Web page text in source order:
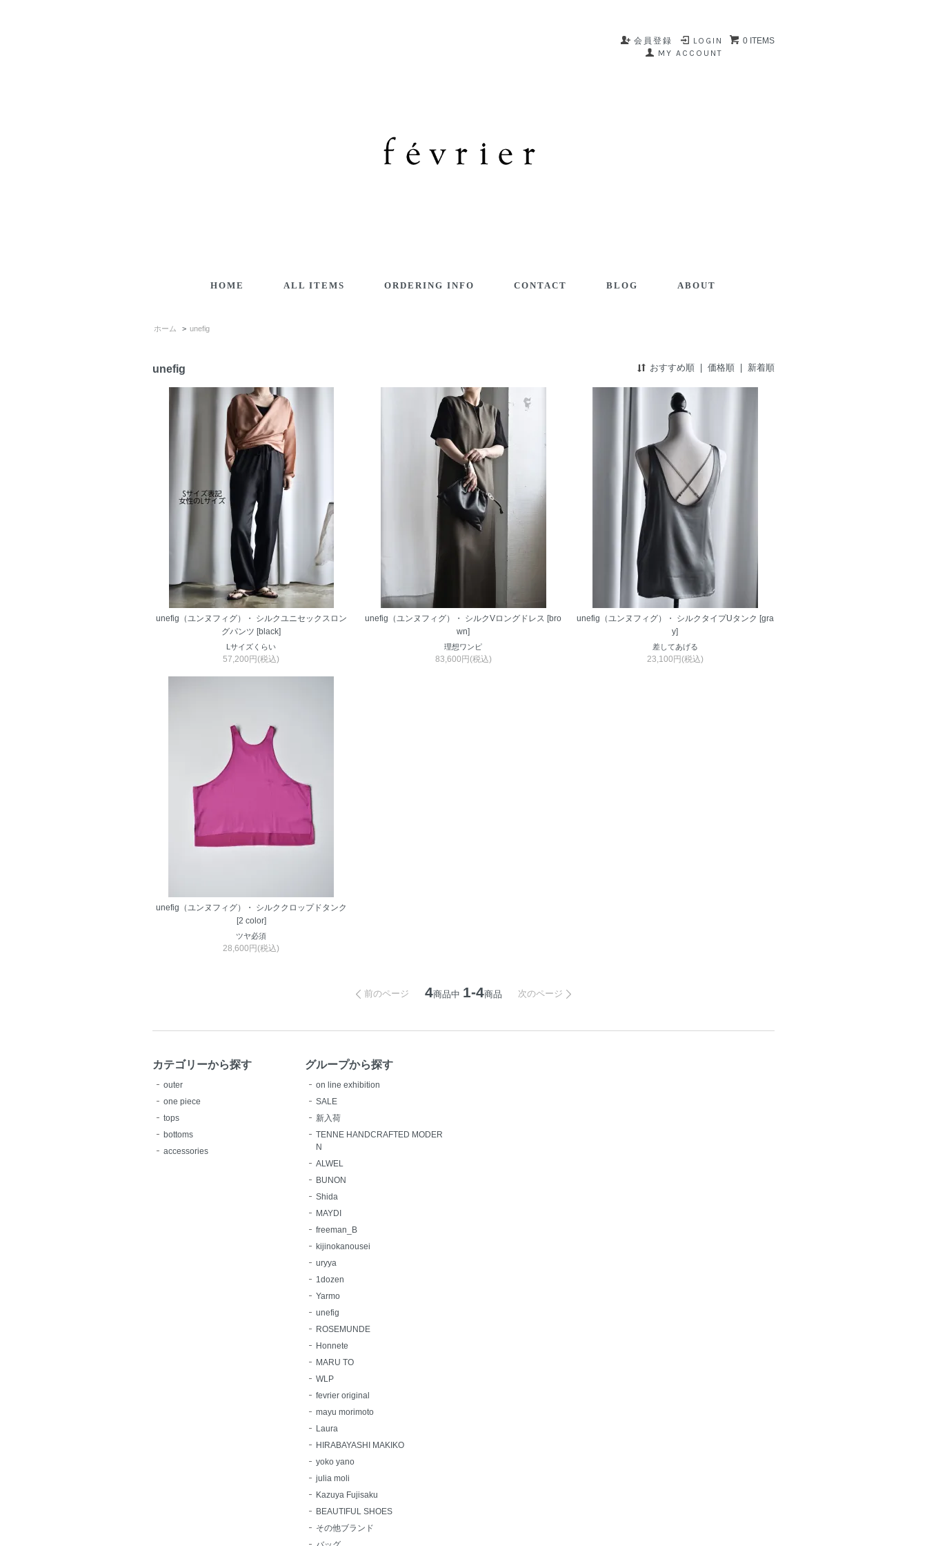
0 ITEMS
LOGIN
会員登録
MY ACCOUNT
HOME ALL ITEMS ORDERING INFO CONTACT BLOG ABOUT
ホーム > unefig
unefig おすすめ順 |価格順 新着順
unefig（ユンヌフィグ）・ シルクユニセックスロン
グパンツ [black]
Lサイズくらい
57,200円(税込)
unefig（ユンヌフィグ）・ シルクVロングドレス [bro
wn]
理想ワンピ
83,600円(税込)
unefig（ユンヌフィグ）・ シルクタイプUタンク [gra
y]
差してあげる
23,100円(税込)
unefig（ユンヌフィグ）・ シルククロップドタンク
[2 color]
ツヤ必須
28,600円(税込)
前のページ 4商品中 1-4商品 次のページ
カテゴリーから探す
outer
one piece
tops
bottoms
accessories
グループから探す
on line exhibition
SALE
新入荷
TENNE HANDCRAFTED MODER
N
ALWEL
BUNON
Shida
MAYDI
freeman_B
kijinokanousei
uryya
1dozen
Yarmo
unefig
ROSEMUNDE
Honnete
MARU TO
WLP
fevrier original
mayu morimoto
Laura
HIRABAYASHI MAKIKO
yoko yano
julia moli
Kazuya Fujisaku
BEAUTIFUL SHOES
その他ブランド